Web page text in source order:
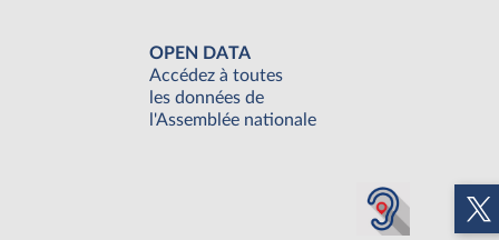
OPEN DATA
Accédez à toutes
les données de
l'Assemblée nationale